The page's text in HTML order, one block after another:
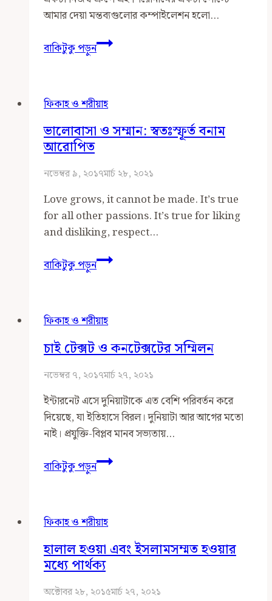
আমার দেয়া মন্তব্যগুলোর কম্পাইলেশন হলো…
বাকিটুকু পড়ুনশহীদ
মিনার,
ব্যাপারে
ইসলামের
অভিমত
ফিকাহ ও শরীয়াহ
ভালোবাসা ও সম্মান: স্বতঃস্ফূর্ত বনাম
আরোপিত
নভেম্বর ৯, ২০১৭মার্চ ২৮, ২০২১
Love grows, it cannot be made. It’s true
for all other passions. It’s true for liking
and disliking, respect…
বাকিটুকু পড়ুনভালোবাসা
ও
বনাম
আরোপিত
ফিকাহ ও শরীয়াহ
চাই টেক্সট ও কনটেক্সটের সম্মিলন
নভেম্বর ৭, ২০১৭মার্চ ২৭, ২০২১
ইন্টারনেট এসে দুনিয়াটাকে এত বেশি পরিবর্তন করে
দিয়েছে, যা ইতিহাসে বিরল। দুনিয়াটা আর আগের মতো
নাই। প্রযুক্তি-বিপ্লব মানব সভ্যতায়…
বাকিটুকু পড়ুনচাই
টেক্সট
সম্মিলন
ফিকাহ ও শরীয়াহ
হালাল হওয়া এবং ইসলামসম্মত হওয়ার
মধ্যে পার্থক্য
অক্টোবর ২৮, ২০১৫মার্চ ২৭, ২০২১